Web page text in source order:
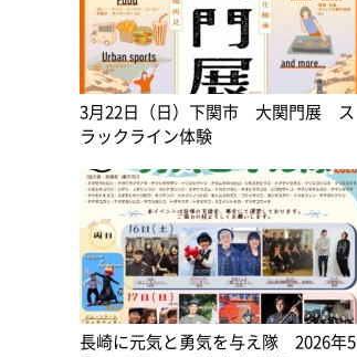
3月22日（日）下関市 大関門展 ス
ラックライン体験
長崎に元気と勇気を与え隊 2026年5